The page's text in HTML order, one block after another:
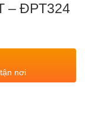
– ĐPT324
nơi